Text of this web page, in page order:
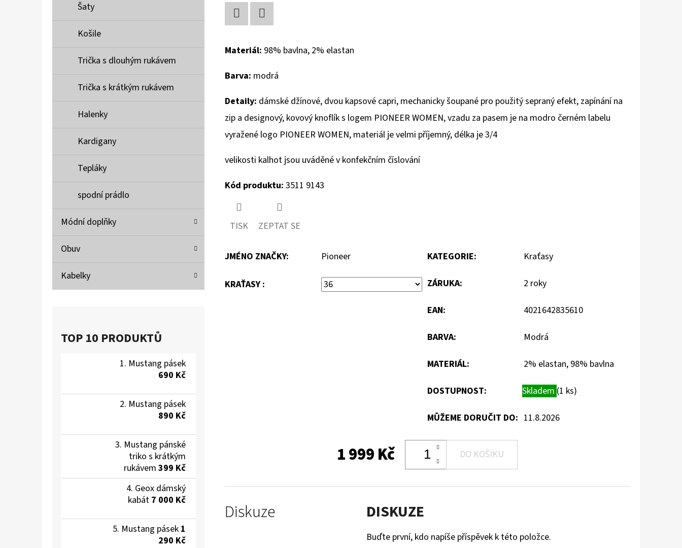
Šaty
Košile
Trička s dlouhým rukávem
Trička s krátkým rukávem
Halenky
Kardigany
Tepláky
spodní prádlo
Módní doplňky
Obuv
Kabelky
TOP 10 PRODUKTŮ
Mustang pásek
690 Kč
Mustang pásek
890 Kč
Mustang pánské
triko s krátkým
rukávem 399 Kč
Geox dámský
kabát 7 000 Kč
Mustang pásek 1
290 Kč
Materiál: 98% bavlna, 2% elastan
Barva: modrá
Detaily: dámské džínové, dvou kapsové capri, mechanicky šoupané pro použitý sepraný efekt, zapínání na
zip a designový, kovový knoflík s logem PIONEER WOMEN, vzadu za pasem je na modro černém labelu
vyražené logo PIONEER WOMEN, materiál je velmi příjemný, délka je 3/4
velikosti kalhot jsou uváděné v konfekčním číslování
Kód produktu: 3511 9143
TISK ZEPTAT SE
JMÉNO ZNAČKY: Pioneer
KRAŤASY :
KATEGORIE: Kraťasy
ZÁRUKA: 2 roky
EAN: 4021642835610
BARVA: Modrá
MATERIÁL: 2% elastan, 98% bavlna
DOSTUPNOST: Skladem (1 ks)
MŮŽEME DORUČIT DO: 11.8.2026
1 999 Kč DO KOŠÍKU
Diskuze DISKUZE
Buďte první, kdo napíše příspěvek k této položce.